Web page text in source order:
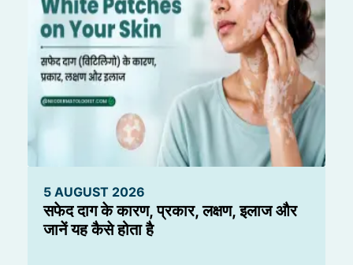
5 AUGUST 2026
सफेद दाग के कारण, प्रकार, लक्षण, इलाज और
जानें यह कैसे होता है